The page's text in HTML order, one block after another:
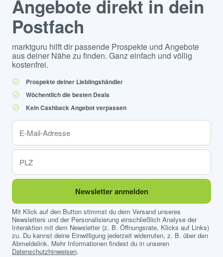
Angebote direkt in dein
Postfach
marktguru hilft dir passende Prospekte und Angebote
aus deiner Nähe zu finden. Ganz einfach und völlig
kostenfrei.
Prospekte deiner Lieblingshändler
Wöchentlich die besten Deals
Kein Cashback Angebot verpassen
Newsletter anmelden
Mit Klick auf den Button stimmst du dem Versand unseres
Newsletters und der Personalisierung einschließlich Analyse der
Interaktion mit dem Newsletter (z. B. Öffnungsrate, Klicks auf Links)
zu. Du kannst deine Einwilligung jederzeit widerrufen, z. B. über den
Abmeldelink. Mehr Informationen findest du in unseren
Datenschutzhinweisen.